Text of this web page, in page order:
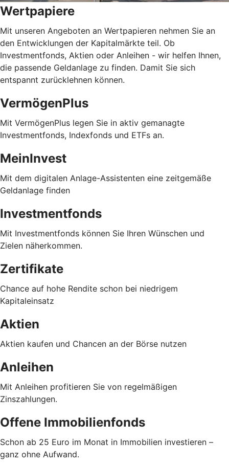
Wertpapiere
Mit unseren Angeboten an Wertpapieren nehmen Sie an
den Entwicklungen der Kapitalmärkte teil. Ob
Investmentfonds, Aktien oder Anleihen - wir helfen Ihnen,
die passende Geldanlage zu finden. Damit Sie sich
entspannt zurücklehnen können.
VermögenPlus
Mit VermögenPlus legen Sie in aktiv gemanagte
Investmentfonds, Indexfonds und ETFs an.
MeinInvest
Mit dem digitalen Anlage-Assistenten eine zeitgemäße
Geldanlage finden
Investmentfonds
Mit Investmentfonds können Sie Ihren Wünschen und
Zielen näherkommen.
Zertifikate
Chance auf hohe Rendite schon bei niedrigem
Kapitaleinsatz
Aktien
Aktien kaufen und Chancen an der Börse nutzen
Anleihen
Mit Anleihen profitieren Sie von regelmäßigen
Zinszahlungen.
Offene Immobilienfonds
Schon ab 25 Euro im Monat in Immobilien investieren –
ganz ohne Aufwand.